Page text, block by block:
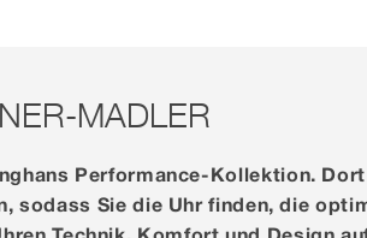
MADLER
Performance-Kollektion. Dort
sodass Sie die Uhr finden, die